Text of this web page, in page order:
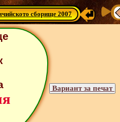
сборище 2007